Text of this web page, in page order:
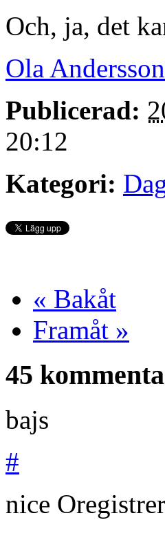
Och, ja, det
Ola Andersson
Publicerad:
20:12
Kategori:
« Bakåt
Framåt »
45
bajs
#
nice